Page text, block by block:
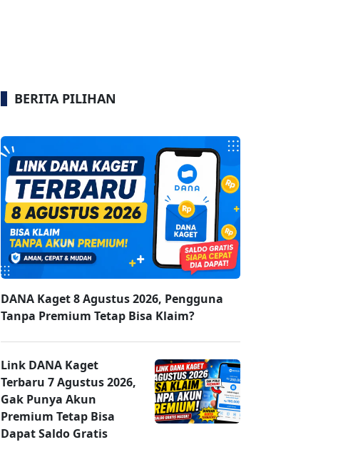
BERITA PILIHAN
DANA Kaget 8 Agustus 2026, Pengguna
Tanpa Premium Tetap Bisa Klaim?
Link DANA Kaget
Terbaru 7 Agustus 2026,
Gak Punya Akun
Premium Tetap Bisa
Dapat Saldo Gratis